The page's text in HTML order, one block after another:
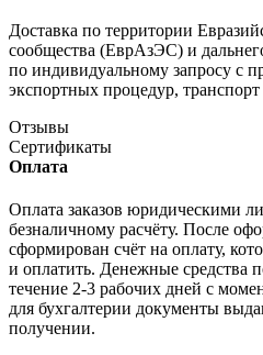
Доставка по территории
сообщества (ЕврАзЭС) и
по индивидуальному запросу с
экспортных процедур,
Отзывы
Сертификаты
Оплата
Оплата заказов юридическими
безналичному расчёту. После
сформирован счёт на оплату,
и оплатить. Денежные средства
течение 2-3 рабочих дней с
для бухгалтерии документы
получении.